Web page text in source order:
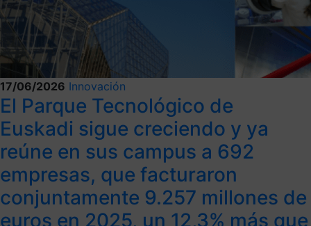
17/06/2026 Innovación
El Parque Tecnológico de
Euskadi sigue creciendo y ya
reúne en sus campus a 692
empresas, que facturaron
conjuntamente 9.257 millones de
euros en 2025, un 12,3% más que